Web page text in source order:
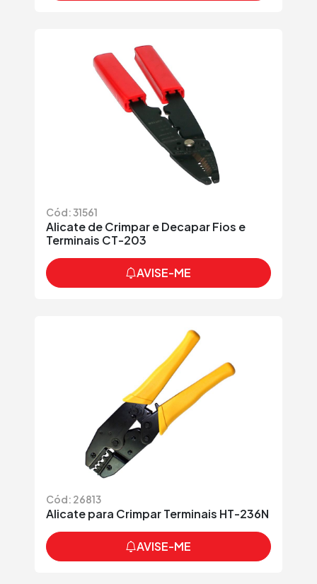
Cód: 31561
Alicate de Crimpar e Decapar Fios e
Terminais CT-203
AVISE-ME
Cód: 26813
Alicate para Crimpar Terminais HT-236N
AVISE-ME